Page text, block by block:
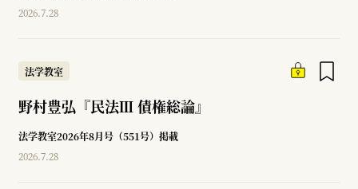
2026.7.28
法学教室
野村豊弘『民法Ⅲ 債権総論』
法学教室2026年8月号（551号）掲載
2026.7.28